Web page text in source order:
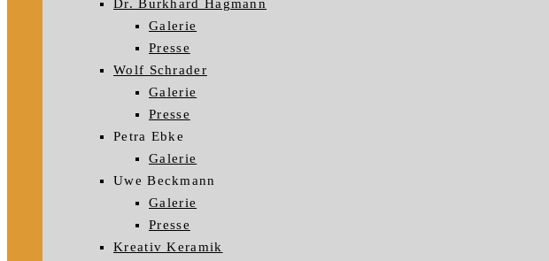
Dr. Burkhard Hagmann
Galerie
Presse
Wolf Schrader
Galerie
Presse
Petra Ebke
Galerie
Uwe Beckmann
Galerie
Presse
Kreativ Keramik